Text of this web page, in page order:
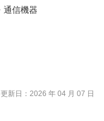
通信機器
新日：2026 年 04 月 07 日